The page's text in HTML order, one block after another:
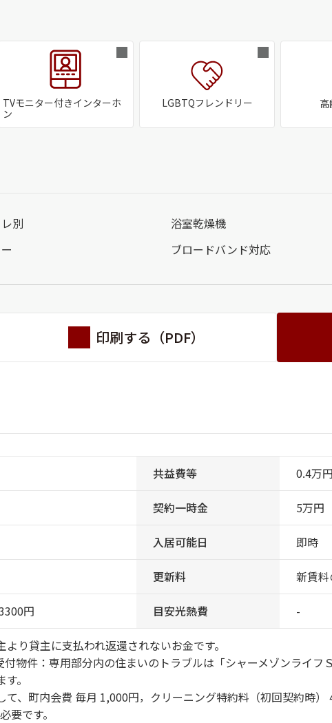
TVモニター付きインターホ
ン
LGBTQフレンドリー
別
浴室乾燥機
ブロードバンド対応
印刷する（PDF）
共益費等 0.4万
契約一時金 5万円
入居可能日 即時
更新料 新賃
円 目安光熱費 -
り貸主に支払われ返還されないお金です。
物件：専用部分内の住まいのトラブルは「シャーメゾンライフ
。
て、町内会費 毎月 1,000円，クリーニング特約料（初回契約時
要です。